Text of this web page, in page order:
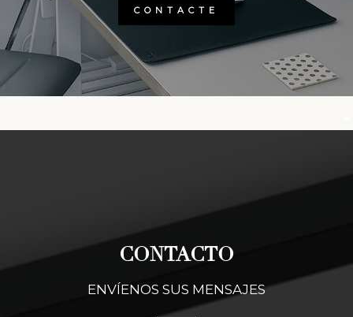
SERVICIOS
CONTACTE
CONTACTO
ENVÍENOS SUS MENSAJES